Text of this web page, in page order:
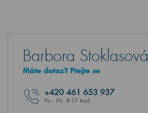
Barbora Stoklasová
Máte dotaz? Ptejte se
+420 461 653 937
Po - Pá: 8-17 hod.